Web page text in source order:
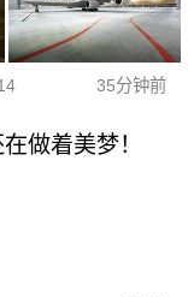
35分钟前
做着美梦！